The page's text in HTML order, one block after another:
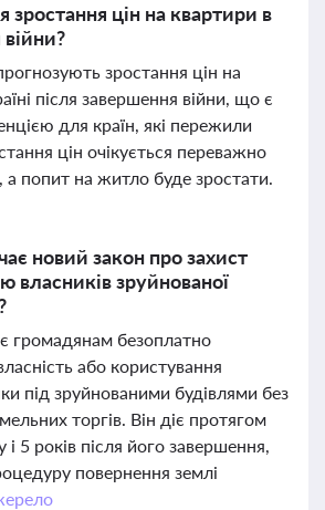
зростання цін на квартири в
війни?
зростання цін на
після завершення війни, що є
для країн, які пережили
цін очікується переважно
а попит на житло буде зростати.
новий закон про захист
власників зруйнованої
громадянам безоплатно
або користування
під зруйнованими будівлями без
торгів. Він діє протягом
і 5 років після його завершення,
повернення землі